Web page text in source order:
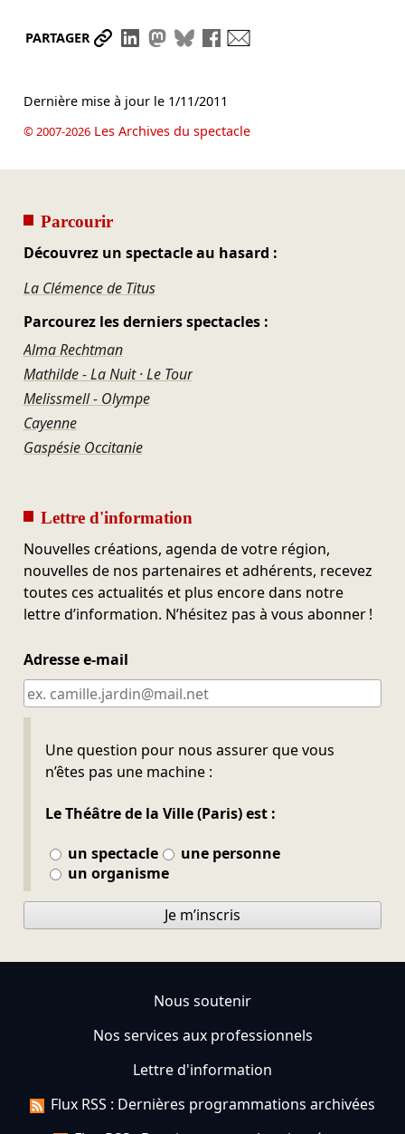
PARTAGER Partager le lien
Partager sur LinkedIn
Partager sur Mastodon
Partager sur Bluesky
Partager sur Facebook
Dernière mise à jour le 1/11/2011
© 2007-2026Les Archives du spectacle
Parcourir
Découvrez un spectacle au hasard :
La Clémence de Titus
Parcourez les derniers spectacles :
Alma Rechtman
Mathilde - La Nuit · Le Tour
Melissmell - Olympe
Cayenne
Gaspésie Occitanie
Lettre d'information
Nouvelles créations, agenda de votre région,
nouvelles de nos partenaires et adhérents, recevez
toutes ces actualités et plus encore dans notre
lettre d’information. N’hésitez pas à vous abonner !
Adresse e-mail
Une question pour nous assurer que vous
n’êtes pas une machine :
Le Théâtre de la Ville (Paris) est :
un spectacle
une personne
un organisme
Ne pas remplir
Je m’inscris
Nous soutenir
Nos services aux professionnels
Lettre d'information
Flux RSS : Dernières programmations archivées